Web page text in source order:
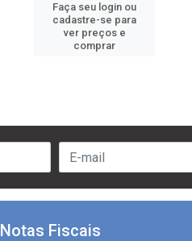
Faça seu login ou
cadastre-se para
ver preços e
comprar
Notas Fiscais